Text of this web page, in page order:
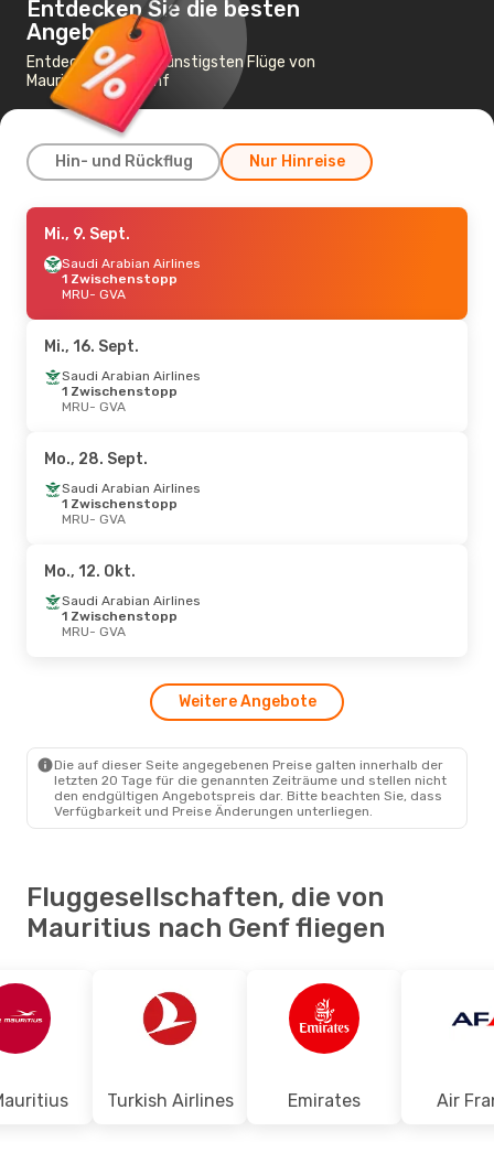
Entdecken Sie die besten
Angebote
Entdecken Sie die günstigsten Flüge von
Mauritius nach Genf
Hin- und Rückflug Nur Hinreise
Mo., 31. Aug.
Turkish Airlines1 Zwischenstopp
MRU- GVA
Turkish Airlines
1 Zwischenstopp
1 Zwischenstopp
GVA- MRU
Mi., 9. Sept.
Saudi Arabian Airlines
1 Zwischenstopp
MRU- GVA
Mi., 16. Sept.
Saudi Arabian Airlines
1 Zwischenstopp
MRU- GVA
Mo., 28. Sept.
Saudi Arabian Airlines
1 Zwischenstopp
MRU- GVA
Mo., 12. Okt.
Saudi Arabian Airlines
1 Zwischenstopp
MRU- GVA
Weitere Angebote
Die auf dieser Seite angegebenen Preise galten innerhalb der
letzten 20 Tage für die genannten Zeiträume und stellen nicht
den endgültigen Angebotspreis dar. Bitte beachten Sie, dass
Verfügbarkeit und Preise Änderungen unterliegen.
Fluggesellschaften, die von
Mauritius nach Genf fliegen
Turkish Airlines Emirates Air